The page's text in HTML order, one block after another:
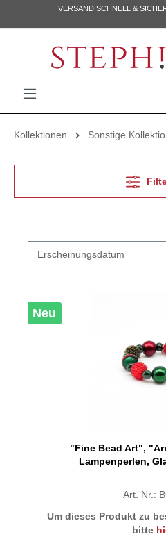
VERSAND SCHNELL &
Kollektionen Sonstige
Neu
"Fine Bead Art",
Lampenperlen,
Art. Nr.:
Um dieses Produkt zu
bitte